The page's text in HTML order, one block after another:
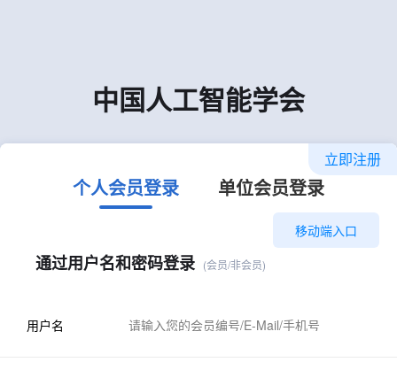
中国人工智能学会
立即注册
个人会员登录 单位会员登录
移动端入口
通过用户名和密码登录 (会员/非会员)
用户名